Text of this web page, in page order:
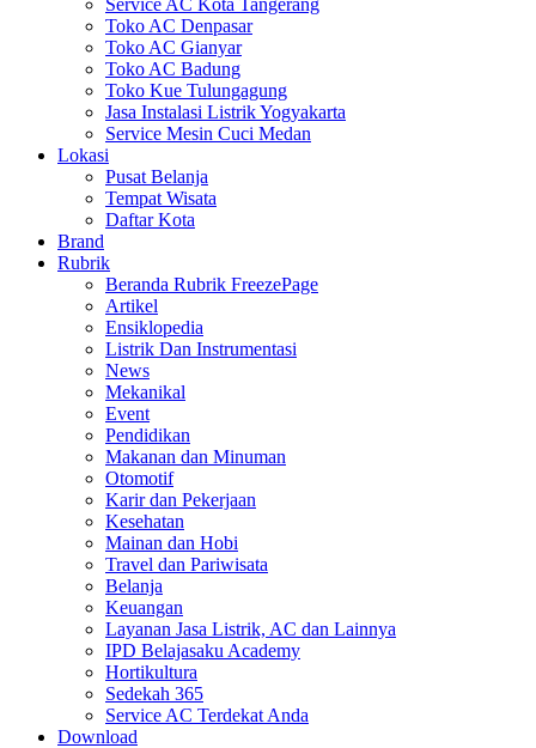
Service AC Kota Tangerang
Toko AC Denpasar
Toko AC Gianyar
Toko AC Badung
Toko Kue Tulungagung
Jasa Instalasi Listrik Yogyakarta
Service Mesin Cuci Medan
Lokasi
Pusat Belanja
Tempat Wisata
Daftar Kota
Brand
Rubrik
Beranda Rubrik FreezePage
Artikel
Ensiklopedia
Listrik Dan Instrumentasi
News
Mekanikal
Event
Pendidikan
Makanan dan Minuman
Otomotif
Karir dan Pekerjaan
Kesehatan
Mainan dan Hobi
Travel dan Pariwisata
Belanja
Keuangan
Layanan Jasa Listrik, AC dan Lainnya
IPD Belajasaku Academy
Hortikultura
Sedekah 365
Service AC Terdekat Anda
Download